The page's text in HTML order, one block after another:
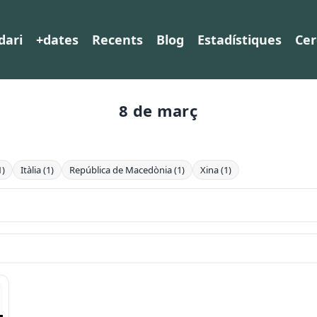
+dates Recents Blog Estadístiques
8 de març
Itàlia (1) República de Macedònia (1) Xina (1)